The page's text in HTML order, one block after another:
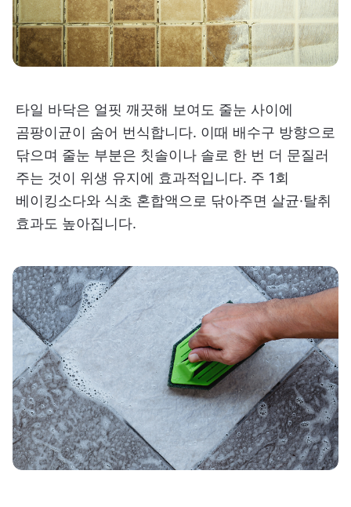
타일 바닥은 얼핏 깨끗해 보여도 줄눈 사이에
곰팡이균이 숨어 번식합니다. 이때 배수구 방향으로
닦으며 줄눈 부분은 칫솔이나 솔로 한 번 더 문질러
주는 것이 위생 유지에 효과적입니다. 주 1회
베이킹소다와 식초 혼합액으로 닦아주면 살균·탈취
효과도 높아집니다.